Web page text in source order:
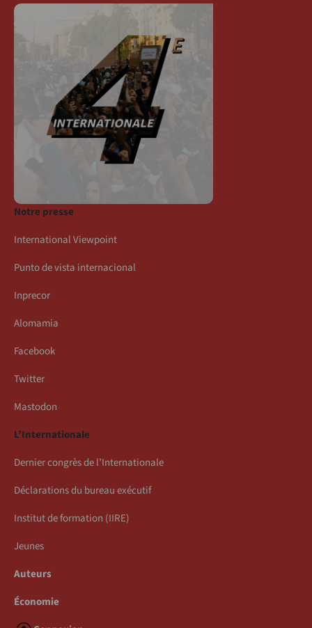
Notre presse
International Viewpoint
Punto de vista internacional
Inprecor
Alomamia
Facebook
Twitter
Mastodon
L’Internationale
Dernier congrès de l’Internationale
Déclarations du bureau exécutif
Institut de formation (IIRE)
Jeunes
Auteurs
Économie